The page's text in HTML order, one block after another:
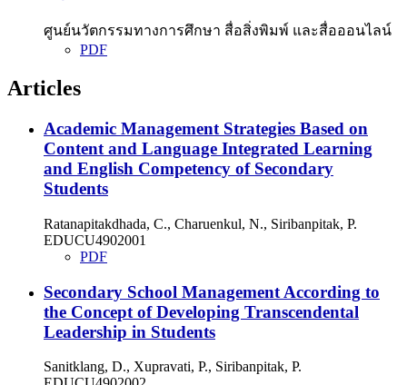
ศูนย์นวัตกรรมทางการศึกษา สื่อสิ่งพิมพ์ และสื่อออนไลน์
PDF
Articles
Academic Management Strategies Based on
Content and Language Integrated Learning
and English Competency of Secondary
Students
Ratanapitakdhada, C., Charuenkul, N., Siribanpitak, P.
EDUCU4902001
PDF
Secondary School Management According to
the Concept of Developing Transcendental
Leadership in Students
Sanitklang, D., Xupravati, P., Siribanpitak, P.